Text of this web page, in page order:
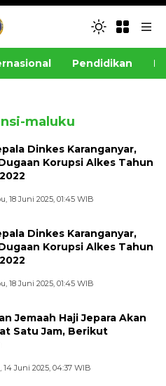
Pendidikan
maluku
Dinkes Karanganyar,
Korupsi Alkes Tahun
18 Juni 2025, 01:45 WIB
Dinkes Karanganyar,
Korupsi Alkes Tahun
18 Juni 2025, 01:45 WIB
Jemaah Haji Jepara Akan
Satu Jam, Berikut
14 Juni 2025, 04:37 WIB